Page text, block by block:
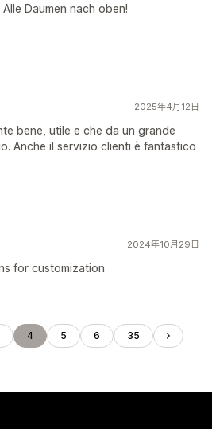
Daumen nach oben!
2025年4月12日
bene, utile e che da un grande
Anche il servizio clienti è fantastico
2024年10月29日
for customization
4 5 6 35